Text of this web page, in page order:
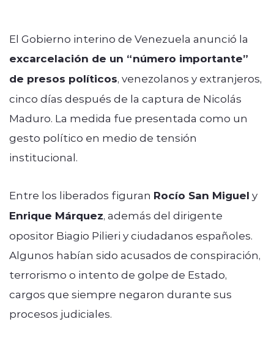
El Gobierno interino de Venezuela anunció la
excarcelación de un “número importante”
de presos políticos, venezolanos y extranjeros,
cinco días después de la captura de Nicolás
Maduro. La medida fue presentada como un
gesto político en medio de tensión
institucional.
Entre los liberados figuran Rocío San Miguel y
Enrique Márquez, además del dirigente
opositor Biagio Pilieri y ciudadanos españoles.
Algunos habían sido acusados de conspiración,
terrorismo o intento de golpe de Estado,
cargos que siempre negaron durante sus
procesos judiciales.